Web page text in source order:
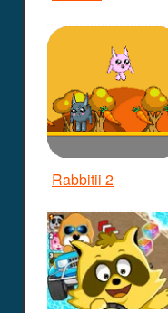
Rabbitii 2